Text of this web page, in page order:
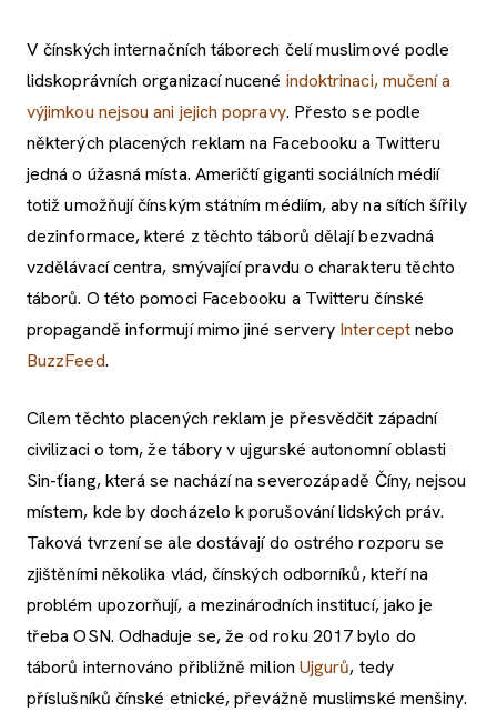
V čínských internačních táborech čelí muslimové podle
lidskoprávních organizací nucené indoktrinaci, mučení a
výjimkou nejsou ani jejich popravy. Přesto se podle
některých placených reklam na Facebooku a Twitteru
jedná o úžasná místa. Američtí giganti sociálních médií
totiž umožňují čínským státním médiím, aby na sítích šířily
dezinformace, které z těchto táborů dělají bezvadná
vzdělávací centra, smývající pravdu o charakteru těchto
táborů. O této pomoci Facebooku a Twitteru čínské
propagandě informují mimo jiné servery Interceptnebo
BuzzFeed.
Cílem těchto placených reklam je přesvědčit západní
civilizaci o tom, že tábory v ujgurské autonomní oblasti
Sin-ťiang, která se nachází na severozápadě Číny, nejsou
místem, kde by docházelo k porušování lidských práv.
Taková tvrzení se ale dostávají do ostrého rozporu se
zjištěními několika vlád, čínských odborníků, kteří na
problém upozorňují, a mezinárodních institucí, jako je
třeba OSN. Odhaduje se, že od roku 2017 bylo do
táborů internováno přibližně milion Ujgurů, tedy
příslušníků čínské etnické, převážně muslimské menšiny.